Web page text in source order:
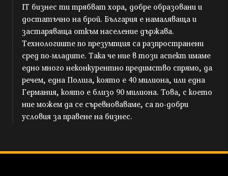
IT бизнес ти трябват хора, добре образовани и
достатъчно на брой. България е намаляваща и
застаряваща откъм население държава.
Технологиите по презумпция са разпространени
сред по-младите. Така че ние в този аспект имаме
едно много неконкурентно предимство спрямо, да
речем, една Полша, която е 40 милиона, или една
Германия, която е близо 90 милиона. Това, с което
ние можем да се съревноваваме, са по-добри
условия за правене на бизнес.